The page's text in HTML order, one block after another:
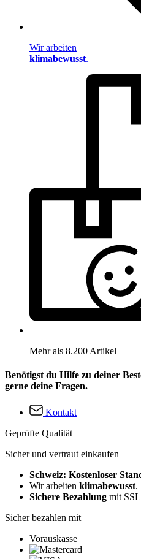
Wir arbeiten
klimabewusst.
Mehr als 8.200 Artikel
Benötigst du Hilfe zu deiner
gerne deine Fragen.
Kontakt
Geprüfte Qualität
Sicher und vertraut einkaufen
Schweiz: Kostenloser
Wir arbeiten klimabewusst.
Sichere Bezahlung mit
Sicher bezahlen mit
Vorauskasse